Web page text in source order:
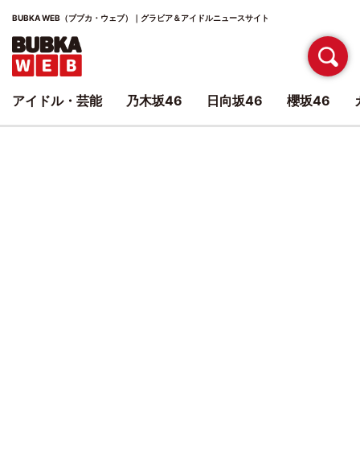
BUBKA WEB（ブブカ・ウェブ）｜グラビア＆アイドルニュースサイト
アイドル・芸能 乃木坂46 日向坂46 櫻坂46